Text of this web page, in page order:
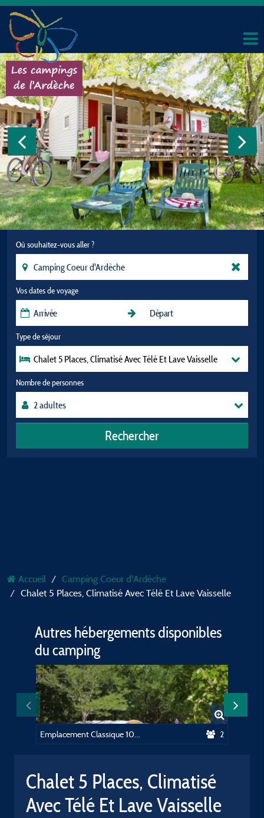
Où souhaitez-vous aller ?
Vos dates de voyage
Type de séjour
Chalet 5 Places, Climatisé Avec Télé Et Lave Vaisselle
Nombre de personnes
Rechercher
Accueil
Camping Coeur d'Ardèche
Chalet 5 Places, Climatisé Avec Télé Et Lave Vaisselle
Autres hébergements disponibles
du camping
2
Chalet 5 Places, Climatisé
Avec Télé Et Lave Vaisselle